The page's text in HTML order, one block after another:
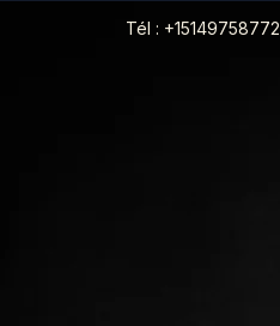
Tél : +15149758772